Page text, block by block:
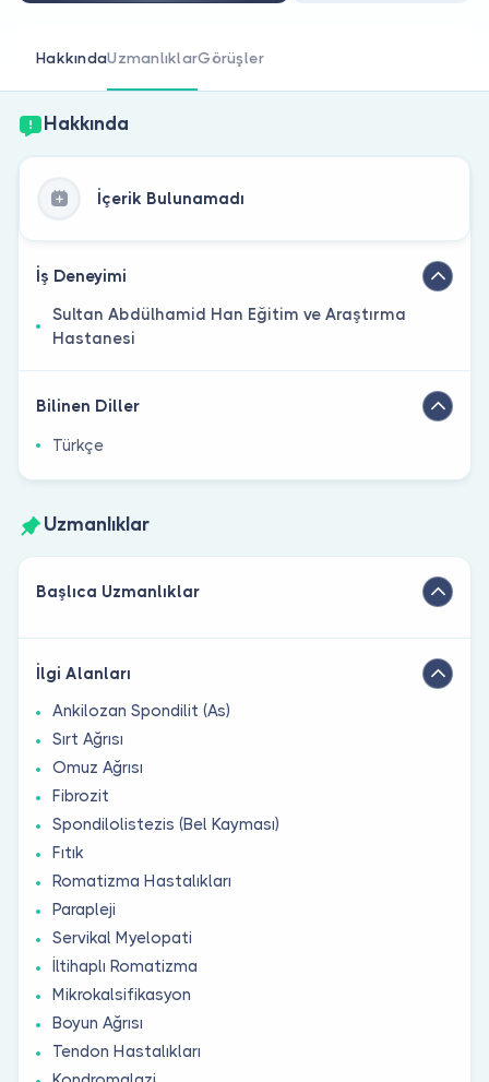
HakkındaUzmanlıklarGörüşler
Hakkında
İçerik Bulunamadı
İş Deneyimi
Sultan Abdülhamid Han Eğitim ve Araştırma
Hastanesi
Bilinen Diller
Türkçe
Uzmanlıklar
Başlıca Uzmanlıklar
İlgi Alanları
Ankilozan Spondilit (As)
Sırt Ağrısı
Omuz Ağrısı
Fibrozit
Spondilolistezis (Bel Kayması)
Fıtık
Romatizma Hastalıkları
Parapleji
Servikal Myelopati
İltihaplı Romatizma
Mikrokalsifikasyon
Boyun Ağrısı
Tendon Hastalıkları